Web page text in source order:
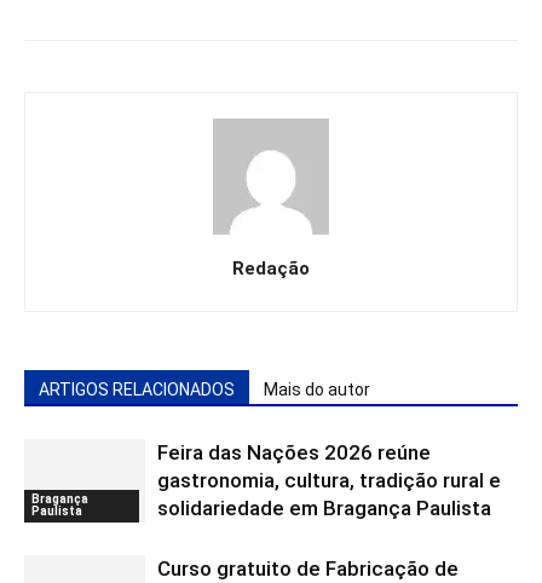
Redação
ARTIGOS RELACIONADOS Mais do autor
Bragança
Paulista
Feira das Nações 2026 reúne
gastronomia, cultura, tradição rural e
solidariedade em Bragança Paulista
Curso gratuito de Fabricação de